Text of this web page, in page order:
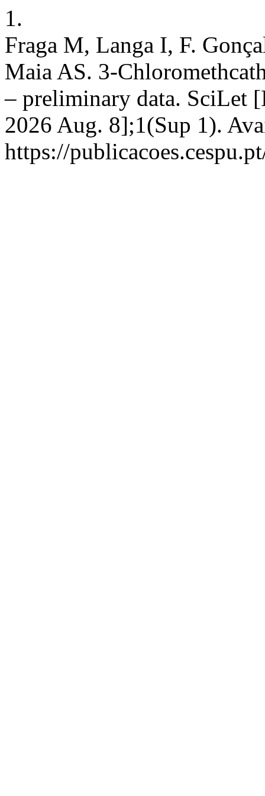
1.
Fraga M, Langa I, F.
Maia AS. 3-
– preliminary data. SciLet
2026 Aug. 8];1(Sup 1).
https://